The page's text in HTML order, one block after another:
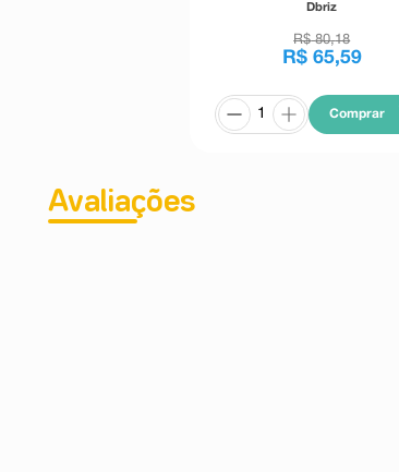
Dbriz
R$ 80,18
R$ 65,59
Comprar
Avaliações